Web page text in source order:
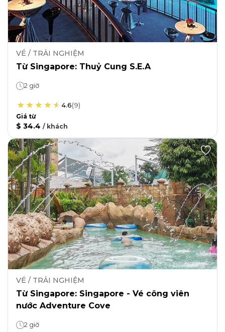
VÉ / TRẢI NGHIỆM
Từ Singapore: Thuỷ Cung S.E.A
2 giờ
4.6(9)
Giá từ
$ 34.4 / khách
VÉ / TRẢI NGHIỆM
Từ Singapore: Singapore - Vé công viên
nước Adventure Cove
2 giờ